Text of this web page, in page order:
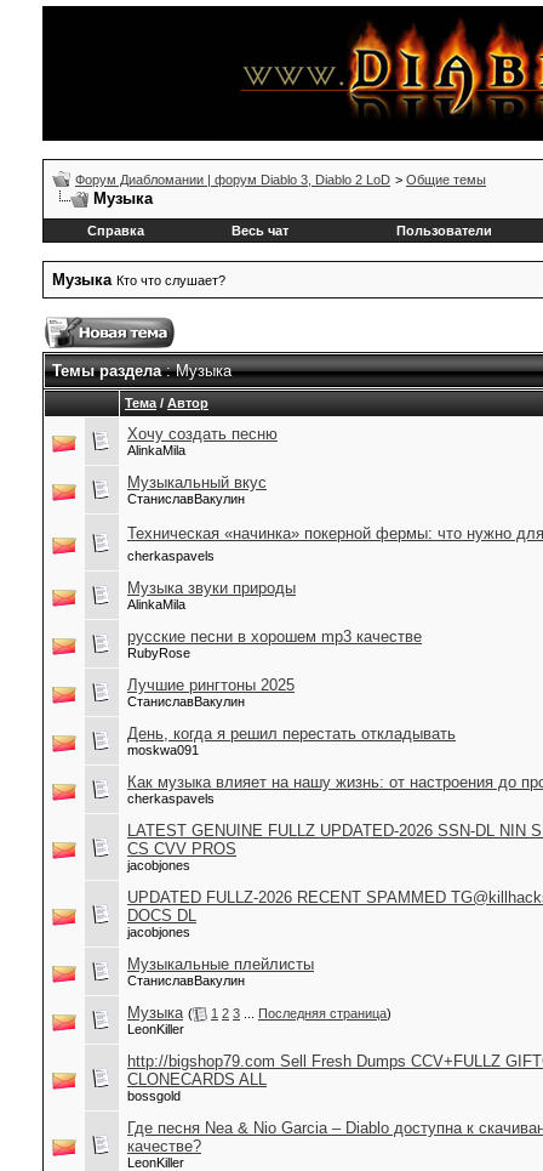
Форум Диабломании | форум Diablo 3, Diablo 2 LoD > Общие темы
Музыка
Справка Весь чат Пользователи
Музыка Кто что слушает?
Темы раздела: Музыка
Тема / Автор
Хочу создать песню
AlinkaMila
Музыкальный вкус
СтаниславВакулин
Техническая «начинка» покерной фермы: что нужно
cherkaspavels
Музыка звуки природы
AlinkaMila
русские песни в хорошем mp3 качестве
RubyRose
Лучшие рингтоны 2025
СтаниславВакулин
День, когда я решил перестать откладывать
moskwa091
Как музыка влияет на нашу жизнь: от настроения до
cherkaspavels
LATEST GENUINE FULLZ UPDATED-2026 SSN-DL NIN
CS CVV PROS
jacobjones
UPDATED FULLZ-2026 RECENT SPAMMED
DOCS DL
jacobjones
Музыкальные плейлисты
СтаниславВакулин
Музыка ( 1 2 3 Последняя страница)
LeonKiller
http://bigshop79.com Sell Fresh Dumps CCV+FULLZ
CLONECARDS ALL
bossgold
Где песня Nea & Nio Garcia – Diablo доступна к
качестве?
LeonKiller